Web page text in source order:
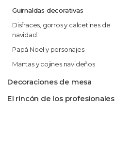
Guirnaldas decorativas
Disfraces, gorros y calcetines de
navidad
Papá Noel y personajes
Mantas y cojines navideños
Decoraciones de mesa
El rincón de los profesionales